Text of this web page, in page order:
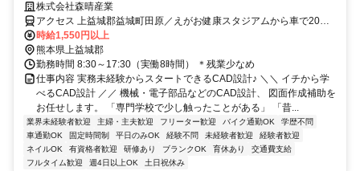
髪OK！高時給1550円～★正社員登用チャンスあり！
株式会社森晴産業
アクセス 上益城郡益城町田原／えがお健康スタジアムから車で20分
／車・バイク通勤OK
時給1,550円以上
熊本県上益城郡
勤務時間 8:30～17:30（実働8時間） ＊残業少なめ
仕事内容 実務未経験からスタートできるCAD設計♪ ＼＼ イチから学
べるCAD設計 ／／ 機械・電子部品などのCAD設計、 図面作成補助を
お任せします。 「専門学校で少し触ったことがある」 「昔...
業界未経験者歓迎 主婦・主夫歓迎 フリーター歓迎 バイク通勤OK
学歴不問
車通勤OK
固定時間制 平日のみOK 経験不問 未経験者歓迎
経験者歓迎
ネイルOK
有資格者歓迎 研修あり ブランクOK 育休あり
交通費支給
フルタイム歓迎
週4日以上OK 土日祝休み